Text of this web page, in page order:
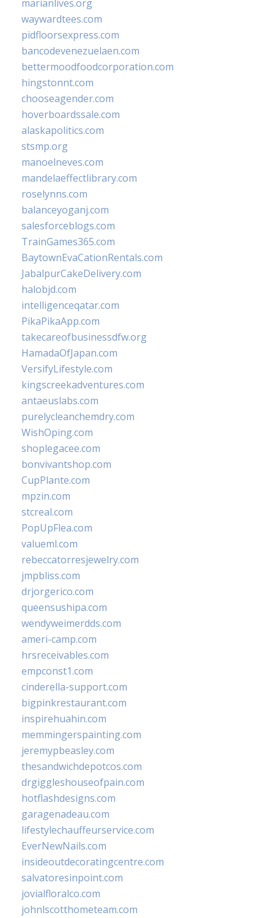
marianlives.org
waywardtees.com
pidfloorsexpress.com
bancodevenezuelaen.com
bettermoodfoodcorporation.com
hingstonnt.com
chooseagender.com
hoverboardssale.com
alaskapolitics.com
stsmp.org
manoelneves.com
mandelaeffectlibrary.com
roselynns.com
balanceyoganj.com
salesforceblogs.com
TrainGames365.com
BaytownEvaCationRentals.com
JabalpurCakeDelivery.com
halobjd.com
intelligenceqatar.com
PikaPikaApp.com
takecareofbusinessdfw.org
HamadaOfJapan.com
VersifyLifestyle.com
kingscreekadventures.com
antaeuslabs.com
purelycleanchemdry.com
WishOping.com
shoplegacee.com
bonvivantshop.com
CupPlante.com
mpzin.com
stcreal.com
PopUpFlea.com
valueml.com
rebeccatorresjewelry.com
jmpbliss.com
drjorgerico.com
queensushipa.com
wendyweimerdds.com
ameri-camp.com
hrsreceivables.com
empconst1.com
cinderella-support.com
bigpinkrestaurant.com
inspirehuahin.com
memmingerspainting.com
jeremypbeasley.com
thesandwichdepotcos.com
drgiggleshouseofpain.com
hotflashdesigns.com
garagenadeau.com
lifestylechauffeurservice.com
EverNewNails.com
insideoutdecoratingcentre.com
salvatoresinpoint.com
jovialfloralco.com
johnlscotthometeam.com